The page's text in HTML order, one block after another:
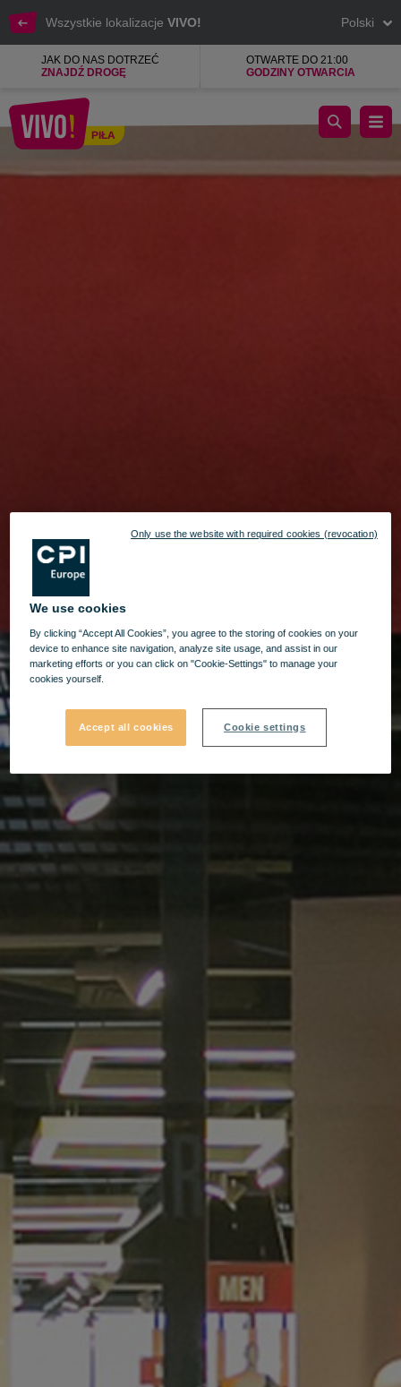
Wszystkie lokalizacje VIVO! Polski
JAK DO NAS DOTRZEĆ
ZNAJDŹ DROGĘ
OTWARTE DO 21:00
GODZINY OTWARCIA
PIŁA
Wielka gwiazda na nowoczesnym rynku odzieżowym.
We use cookies
By clicking “Accept All Cookies”, you agree to the storing of cookies on your
device to enhance site navigation, analyze site usage, and assist in our
marketing efforts or you can click on "Cookie-Settings" to manage your
cookies yourself.
Accept all cookies Cookie settings
Only use the website with required cookies (revocation)